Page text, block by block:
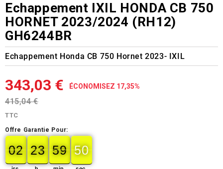
Echappement IXIL HONDA CB 750
HORNET 2023/2024 (RH12)
GH6244BR
Echappement Honda CB 750 Hornet 2023- IXIL
343,03 € ÉCONOMISEZ 17,35%
415,04 €
TTC
Offre Garantie Pour:
02
02
00 23
23
00 59
59
00 50
49
50